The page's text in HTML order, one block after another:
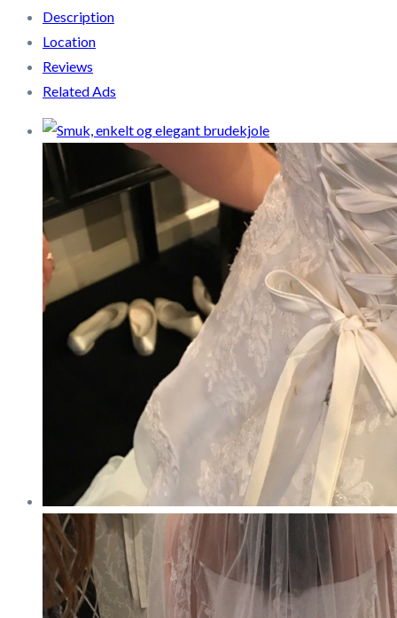
Description
Location
Reviews
Related Ads